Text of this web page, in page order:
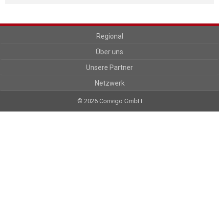
Regional
Über uns
Unsere Partner
Netzwerk
© 2026 Convigo GmbH